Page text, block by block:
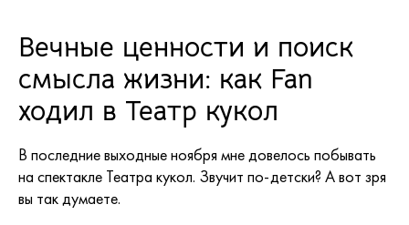
Вечные ценности и поиск
смысла жизни: как Fan
ходил в Театр кукол
В последние выходные ноября мне довелось побывать
на спектакле Театра кукол. Звучит по-детски? А вот зря
вы так думаете.